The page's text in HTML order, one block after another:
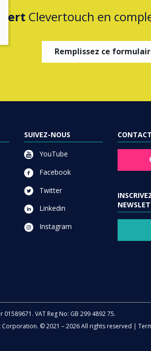
Clevertouch en
Remplissez ce
SUIVEZ-NOUS
YouTube
Facebook
Twitter
Linkedin
Instagram
VAT Reg No: GB 299 4892 75.
© 2021 – 2026 All rights reserved |